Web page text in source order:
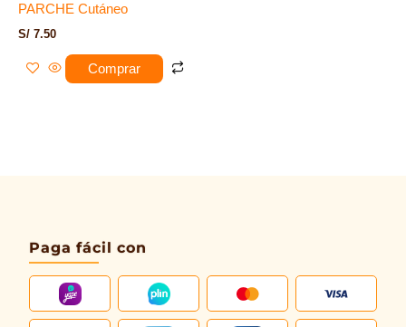
PARCHE Cutáneo
S/ 7.50
Comprar
Paga fácil con